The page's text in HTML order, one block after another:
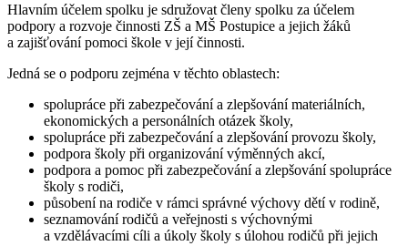
Hlavním účelem spolku je sdružovat členy spolku za účelem
podpory a rozvoje činnosti ZŠ a MŠ Postupice a jejich žáků
a zajišťování pomoci škole v její činnosti.
Jedná se o podporu zejména v těchto oblastech:
spolupráce při zabezpečování a zlepšování materiálních,
ekonomických a personálních otázek školy,
spolupráce při zabezpečování a zlepšování provozu školy,
podpora školy při organizování výměnných akcí,
podpora a pomoc při zabezpečování a zlepšování spolupráce
školy s rodiči,
působení na rodiče v rámci správné výchovy dětí v rodině,
seznamování rodičů a veřejnosti s výchovnými
a vzdělávacími cíli a úkoly školy s úlohou rodičů při jejich